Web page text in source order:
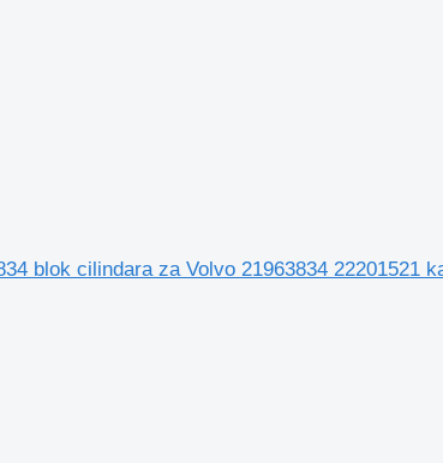
blok cilindara za Volvo 21963834 22201521